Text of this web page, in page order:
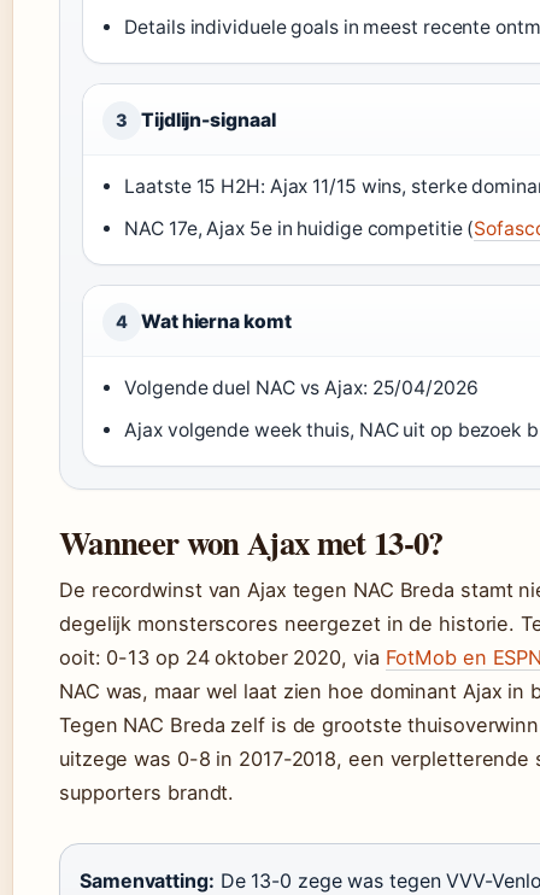
Details individuele goals in meest recente
3 Tijdlijn-signaal
Laatste 15 H2H: Ajax 11/15 wins, sterke
NAC 17e, Ajax 5e in huidige competitie (
4 Wat hierna komt
Volgende duel NAC vs Ajax: 25/04/2026
Ajax volgende week thuis, NAC uit op bezoek
Wanneer won Ajax met 13-0?
De recordwinst van Ajax tegen NAC Breda stamt
degelijk monsterscores neergezet in de historie.
ooit: 0-13 op 24 oktober 2020, via FotMob en
NAC was, maar wel laat zien hoe dominant Ajax in
Tegen NAC Breda zelf is de grootste
uitzege was 0-8 in 2017-2018, een
supporters brandt.
Samenvatting: De 13-0 zege was tegen VVV-